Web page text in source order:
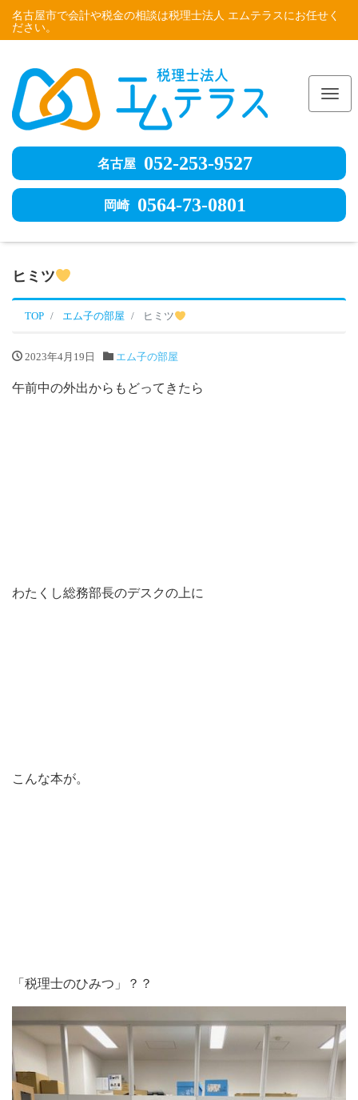
名古屋市で会計や税金の相談は税理士法人 エムテラスにお任せく
ださい。
名古屋 052-253-9527
岡崎 0564-73-0801
ヒミツ
TOP エム子の部屋 ヒミツ
2023年4月19日 エム子の部屋
午前中の外出からもどってきたら
わたくし総務部長のデスクの上に
こんな本が。
「税理士のひみつ」？？